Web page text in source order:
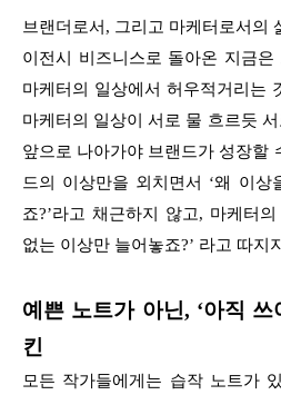
브랜더로서, 그리고 마케터로서의
이전시 비즈니스로 돌아온 지금
마케터의 일상에서 허우적거리는
마케터의 일상이 서로 물 흐르듯
앞으로 나아가야 브랜드가 성장할
드의 이상만을 외치면서 ‘왜 이
죠?’라고 채근하지 않고, 마케터
없는 이상만 늘어놓죠?’ 라고 따지
예쁜 노트가 아닌, ‘아직
킨
모든 작가들에게는 습작 노트가